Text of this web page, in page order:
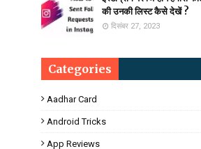
की उनकी लिस्ट कैसे देखें ?
दिसंबर 27, 2023
Categories
Aadhar Card
Android Tricks
App Reviews